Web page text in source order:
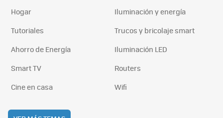
Hogar
Iluminación y energía
Tutoriales
Trucos y bricolaje smart
Ahorro de Energía
Iluminación LED
Smart TV
Routers
Cine en casa
Wifi